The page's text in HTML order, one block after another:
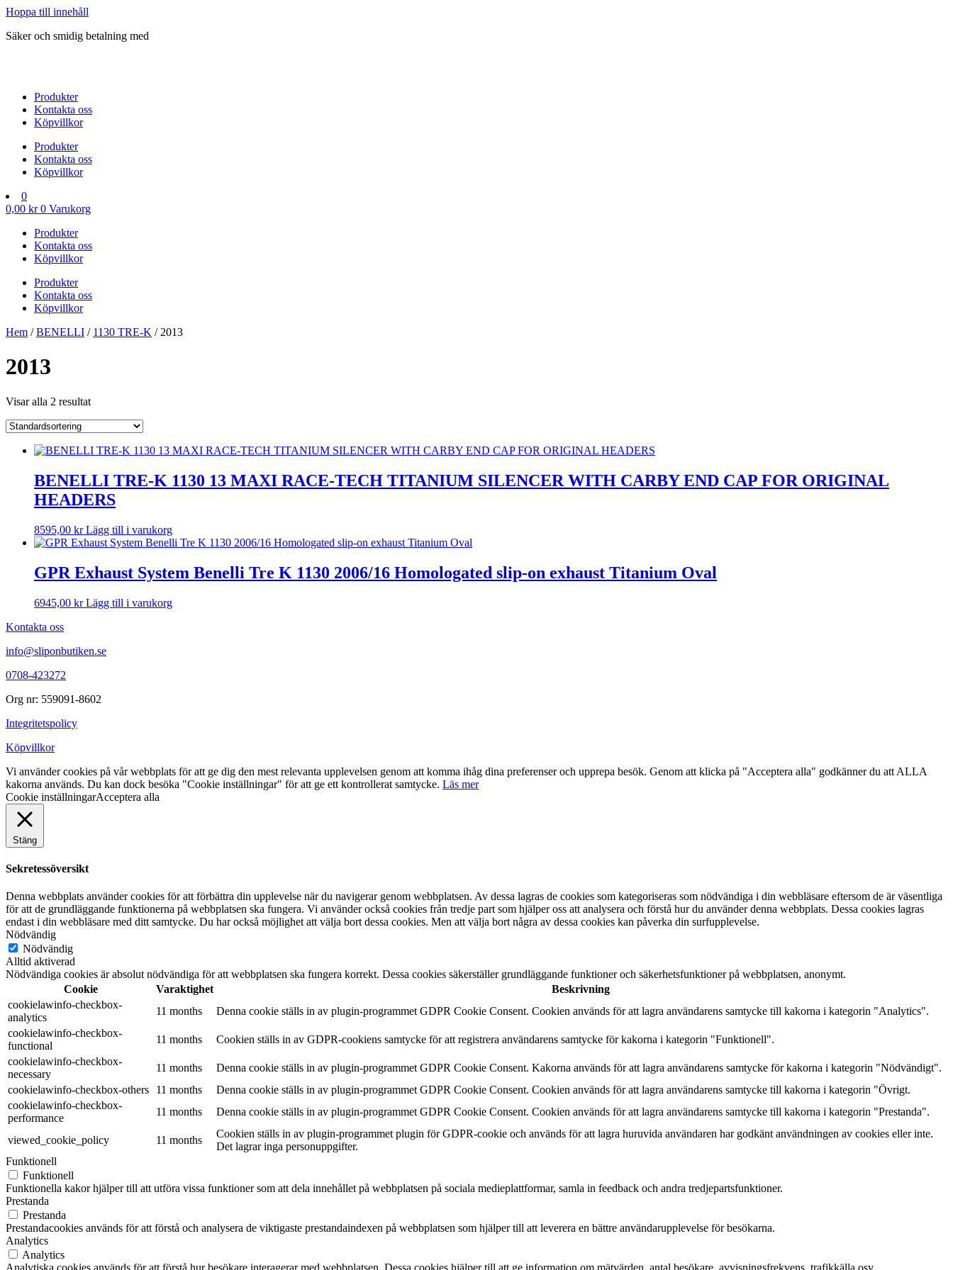
Hoppa till innehåll
Säker och smidig betalning med
Produkter
Kontakta oss
Köpvillkor
Produkter
Kontakta oss
Köpvillkor
0
0,00 kr 0 Varukorg
Produkter
Kontakta oss
Köpvillkor
Produkter
Kontakta oss
Köpvillkor
Hem /BENELLI / 1130 TRE-K / 2013
2013
Visar alla 2 resultat
BENELLI TRE-K 1130 13 MAXI RACE-TECH TITANIUM SILENCER WITH CARBY END CAP FOR ORIGINAL
HEADERS
8595,00 kr Lägg till i varukorg
GPR Exhaust System Benelli Tre K 1130 2006/16 Homologated slip-on exhaust Titanium Oval
6945,00 kr Lägg till i varukorg
Kontakta oss
info@sliponbutiken.se
0708-423272
Org nr: 559091-8602
Integritetspolicy
Köpvillkor
Vi använder cookies på vår webbplats för att ge dig den mest relevanta upplevelsen genom att komma ihåg dina preferenser och upprepa besök. Genom att klicka på "Acceptera alla" godkänner du att ALLA
kakorna används. Du kan dock besöka "Cookie inställningar" för att ge ett kontrollerat samtycke. Läs mer
Cookie inställningarAcceptera alla
Stäng
Sekretessöversikt
Denna webbplats använder cookies för att förbättra din upplevelse när du navigerar genom webbplatsen. Av dessa lagras de cookies som kategoriseras som nödvändiga i din webbläsare eftersom de är väsentliga
för att de grundläggande funktionerna på webbplatsen ska fungera. Vi använder också cookies från tredje part som hjälper oss att analysera och förstå hur du använder denna webbplats. Dessa cookies lagras
endast i din webbläsare med ditt samtycke. Du har också möjlighet att välja bort dessa cookies. Men att välja bort några av dessa cookies kan påverka din surfupplevelse.
Nödvändig
Nödvändig
Alltid aktiverad
Nödvändiga cookies är absolut nödvändiga för att webbplatsen ska fungera korrekt. Dessa cookies säkerställer grundläggande funktioner och säkerhetsfunktioner på webbplatsen, anonymt.
Cookie
Varaktighet
Beskrivning
cookielawinfo-checkbox-
analytics
11 months
Denna cookie ställs in av plugin-programmet GDPR Cookie Consent. Cookien används för att lagra användarens samtycke till kakorna i kategorin "Analytics".
cookielawinfo-checkbox-
functional
11 months
Cookien ställs in av GDPR-cookiens samtycke för att registrera användarens samtycke för kakorna i kategorin "Funktionell".
cookielawinfo-checkbox-
necessary
11 months
Denna cookie ställs in av plugin-programmet GDPR Cookie Consent. Kakorna används för att lagra användarens samtycke för kakorna i kategorin "Nödvändigt".
cookielawinfo-checkbox-others
11 months
Denna cookie ställs in av plugin-programmet GDPR Cookie Consent. Cookien används för att lagra användarens samtycke till kakorna i kategorin "Övrigt.
cookielawinfo-checkbox-
performance
11 months Denna cookie ställs in av plugin-programmet GDPR Cookie Consent. Cookien används för att lagra användarens samtycke till kakorna i kategorin "Prestanda".
viewed_cookie_policy 11 months
Cookien ställs in av plugin-programmet plugin för GDPR-cookie och används för att lagra huruvida användaren har godkänt användningen av cookies eller inte.
Det lagrar inga personuppgifter.
Funktionell
Funktionell
Funktionella kakor hjälper till att utföra vissa funktioner som att dela innehållet på webbplatsen på sociala medieplattformar, samla in feedback och andra tredjepartsfunktioner.
Prestanda
Prestanda
Prestandacookies används för att förstå och analysera de viktigaste prestandaindexen på webbplatsen som hjälper till att leverera en bättre användarupplevelse för besökarna.
Analytics
Analytics
Analytiska cookies används för att förstå hur besökare interagerar med webbplatsen. Dessa cookies hjälper till att ge information om mätvärden, antal besökare, avvisningsfrekvens, trafikkälla osv.